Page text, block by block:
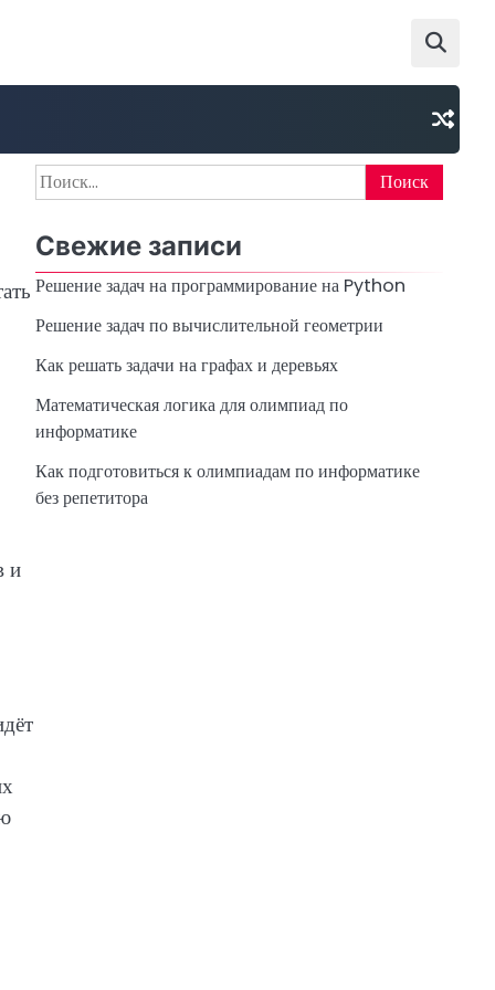
и
Найти:
Свежие записи
Решение задач на программирование на Python
Решение задач по вычислительной геометрии
Как решать задачи на графах и деревьях
Математическая логика для олимпиад по
информатике
Как подготовиться к олимпиадам по информатике
без репетитора